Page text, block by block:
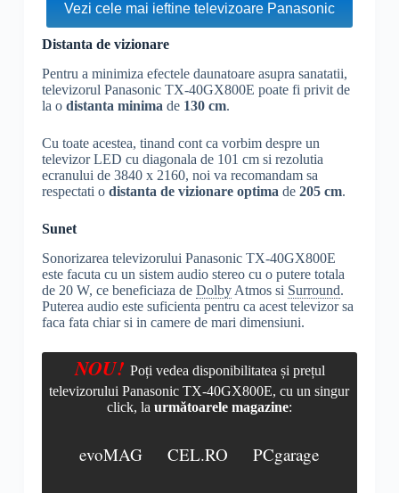
Vezi cele mai ieftine televizoare Panasonic
Distanta de vizionare
Pentru a minimiza efectele daunatoare asupra sanatatii,
televizorul Panasonic TX-40GX800E poate fi privit de
la o distanta minima de 130 cm.
Cu toate acestea, tinand cont ca vorbim despre un
televizor LED cu diagonala de 101 cm si rezolutia
ecranului de 3840 x 2160, noi va recomandam sa
respectati o distanta de vizionare optima de 205 cm.
Sunet
Sonorizarea televizorului Panasonic TX-40GX800E
este facuta cu un sistem audio stereo cu o putere totala
de 20 W, ce beneficiaza de DolbyAtmos si Surround.
Puterea audio este suficienta pentru ca acest televizor sa
faca fata chiar si in camere de mari dimensiuni.
NOU! Poți vedea disponibilitatea și prețul
televizorului Panasonic TX-40GX800E, cu un singur
click, la următoarele magazine:
evoMAG CEL.RO PCgarage